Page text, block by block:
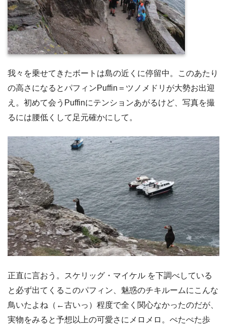
我々を乗せてきたボートは島の近くに停留中。このあたり
の高さになるとパフィンPuffin＝ツノメドリが大勢お出迎
え。初めて会うPuffinにテンションあがるけど、写真を撮
るには腰低くして足元確かにして。
正直に言おう。スケリッグ・マイケル を下調べしている
と必ず出てくるこのパフィン、魅惑のチキルームにこんな
鳥いたよね（←古いっ）程度で全く関心なかったのだが、
実物をみると予想以上の可愛さにメロメロ。ぺたぺた歩